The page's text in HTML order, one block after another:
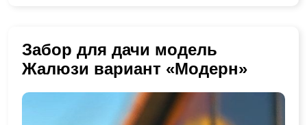
Забор для дачи модель
Жалюзи вариант «Модерн»